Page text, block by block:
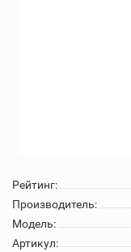
Рейтинг:
Производитель:
Модель:
Артикул: